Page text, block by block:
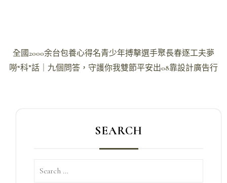
文
章
全國2000余台包養心得名青少年搏擊選手聚長春逐工夫夢
嘮“科”話｜九個問答，守護你我雙節平安出08靠設計廣告行
SEARCH